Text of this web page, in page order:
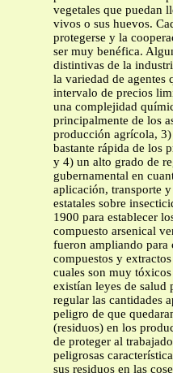
vegetales que puedan
vivos o sus huevos.
protegerse y la
ser muy benéfica.
distintivas de la
la variedad de agentes
intervalo de precios
una complejidad
principalmente de los
producción agrícola,
bastante rápida de los
y 4) un alto grado de
gubernamental en
aplicación, transporte
estatales sobre
1900 para establecer
compuesto arsenical
fueron ampliando para
compuestos y
cuales son muy
existían leyes de salud
regular las cantidades
peligro de que
(residuos) en los
de proteger al
peligrosas
sus residuos en las